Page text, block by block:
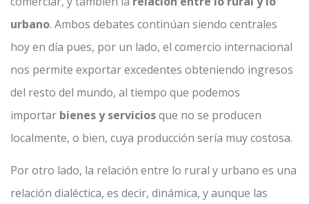
urbano. Ambos debates continúan siendo centrales
hoy en día pues, por un lado, el comercio internacional
nos permite exportar excedentes obteniendo ingresos
del resto del mundo, al tiempo que podemos
importar bienes y serviciosque no se producen
localmente, o bien, cuya producción sería muy costosa.
Por otro lado, la relación entre lo rural y urbano es una
relación dialéctica, es decir, dinámica, y aunque las